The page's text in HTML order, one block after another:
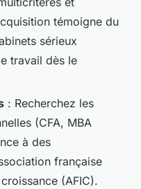
témoigne du
sérieux
travail dès le
: Recherchez les
(CFA, MBA
à des
française
(AFIC).